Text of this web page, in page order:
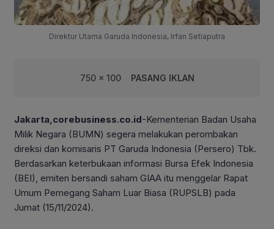
Direktur Utama Garuda Indonesia, Irfan Setiaputra
750 x 100 PASANG IKLAN
Jakarta,corebusiness.co.id-Kementerian Badan Usaha
Milik Negara (BUMN) segera melakukan perombakan
direksi dan komisaris PT Garuda Indonesia (Persero) Tbk.
Berdasarkan keterbukaan informasi Bursa Efek Indonesia
(BEI), emiten bersandi saham GIAA itu menggelar Rapat
Umum Pemegang Saham Luar Biasa (RUPSLB) pada
Jumat (15/11/2024).